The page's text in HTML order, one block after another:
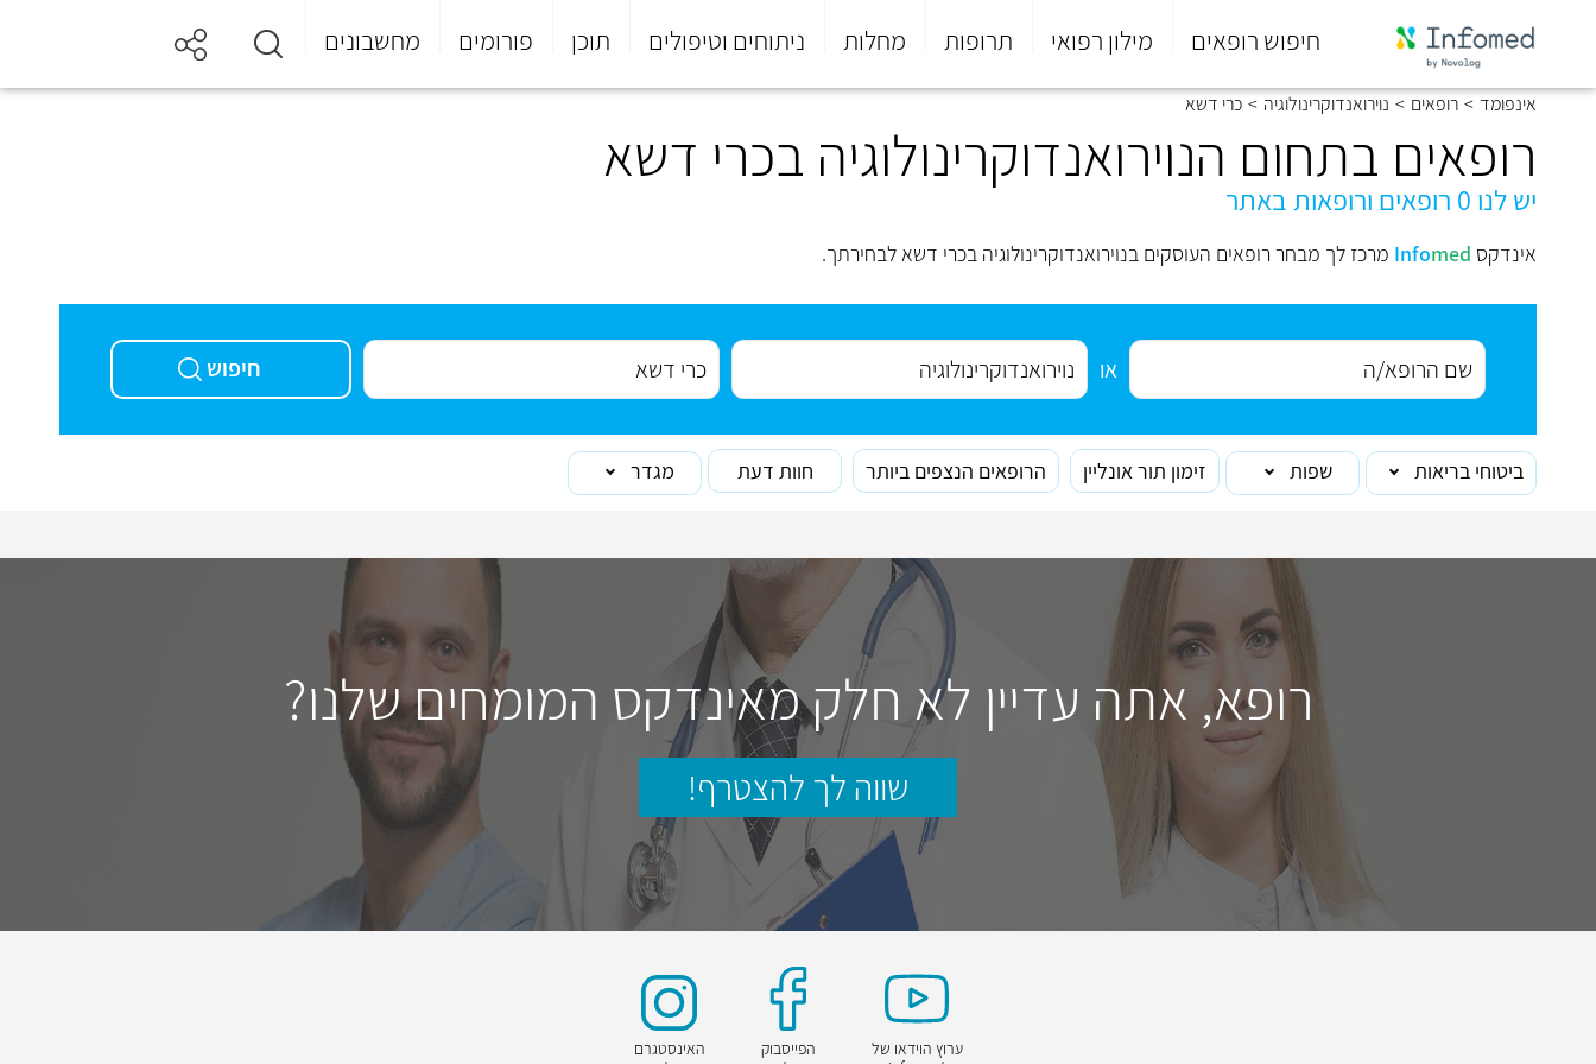
חיפוש רופאים מילון רפואי תרופות מחלות ניתוחים וטיפולים תוכן פורומים מחשבונים
סוף
התפריט
אינפומד > רופאים > נוירואנדוקרינולוגיה > כרי דשא
רופאים בתחום הנוירואנדוקרינולוגיה בכרי דשא
יש לנו 0 רופאים ורופאות באתר
אינדקס Infomed מרכז לך מבחר רופאים העוסקים בנוירואנדוקרינולוגיה בכרי דשא לבחירתך.
או חיפוש
ביטוחי בריאות שפות זימון תור אונליין הרופאים הנצפים ביותר חוות דעת מגדר
רופא, אתה עדיין לא חלק מאינדקס המומחים שלנו?
שווה לך להצטרף!
ערוץ הוידאו של
הפייסבוק
האינסטגרם